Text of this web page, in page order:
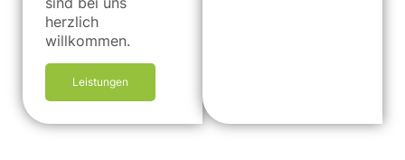
herzlich
willkommen.
Leistungen